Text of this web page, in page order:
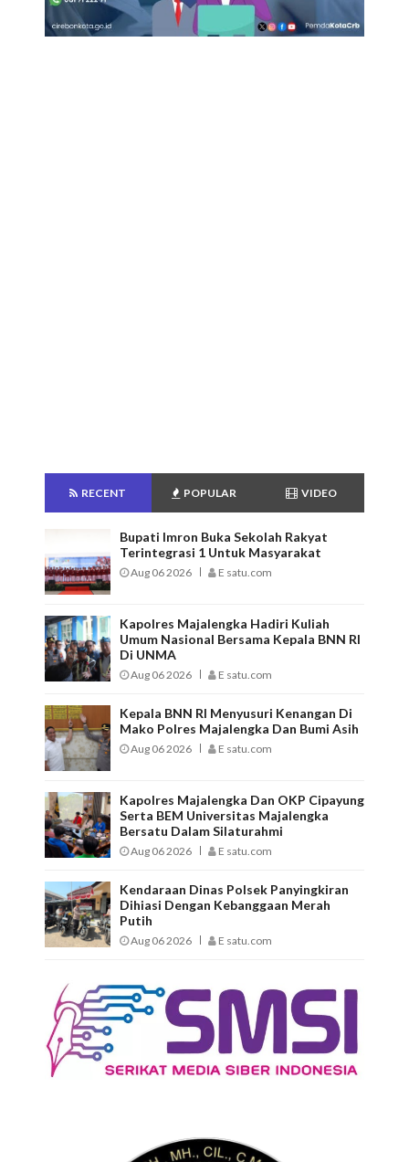
RECENT POPULAR VIDEO
Bupati Imron Buka Sekolah Rakyat
Terintegrasi 1 Untuk Masyarakat
Aug 06 2026 E satu.com
Kapolres Majalengka Hadiri Kuliah
Umum Nasional Bersama Kepala BNN RI
Di UNMA
Aug 06 2026 E satu.com
Kepala BNN RI Menyusuri Kenangan Di
Mako Polres Majalengka Dan Bumi Asih
Aug 06 2026 E satu.com
Kapolres Majalengka Dan OKP Cipayung
Serta BEM Universitas Majalengka
Bersatu Dalam Silaturahmi
Aug 06 2026 E satu.com
Kendaraan Dinas Polsek Panyingkiran
Dihiasi Dengan Kebanggaan Merah
Putih
Aug 06 2026 E satu.com